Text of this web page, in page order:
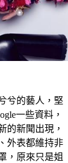
兮的藝人，堅
一些資料，
的新聞出現，
外表都維持非
，原來只是姐